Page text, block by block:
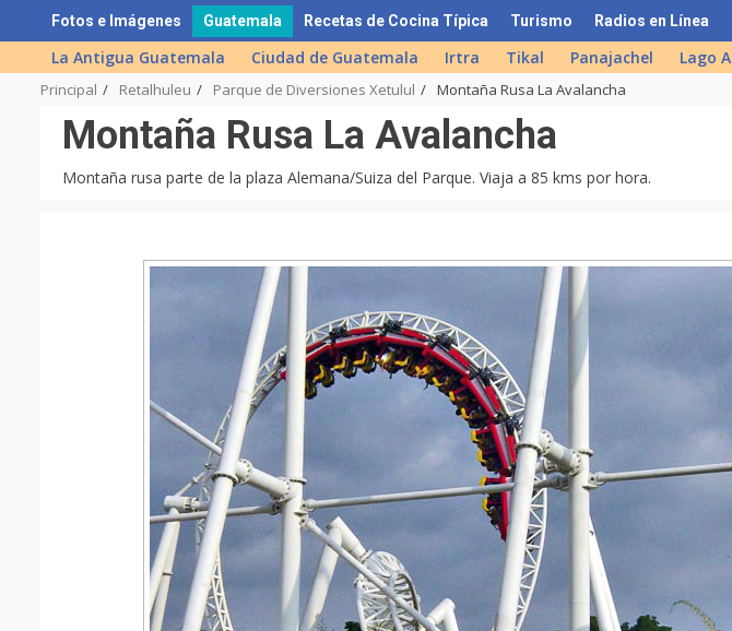
to
content
Fotos e Imágenes Guatemala Recetas de Cocina Típica Turismo Radios en Línea
La Antigua Guatemala Ciudad de Guatemala Irtra Tikal Panajachel Lago
Principal Retalhuleu Parque de Diversiones Xetulul Montaña Rusa La Avalancha
Montaña Rusa La Avalancha
Montaña rusa parte de la plaza Alemana/Suiza del Parque. Viaja a 85 kms por hora.